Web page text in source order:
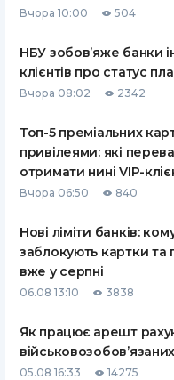
СТРАХУВАННЮ
ВСІ СТРАХОВІ ПОЛІСИ
ВІДГУКИ ПРО СТРАХОВІ
КОМПАНІЇ
КОНТАКТИ
Вчора 10:00 504
НБУ зобов’яже банки
клієнтів про статус
Вчора 08:02 2342
Топ-5 преміальних
привілеями: які
отримати нині VIP-
Вчора 06:50 840
Нові ліміти банків:
заблокують картки та
вже у серпні
06.08 13:10 3838
Як працює арешт
05.08 16:33 14275